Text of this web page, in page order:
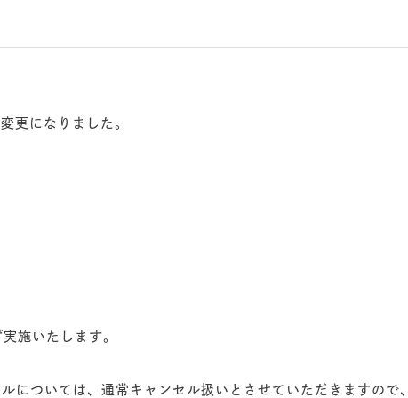
更になりました。
施いたします。
ついては、通常キャンセル扱いとさせていただきますので、